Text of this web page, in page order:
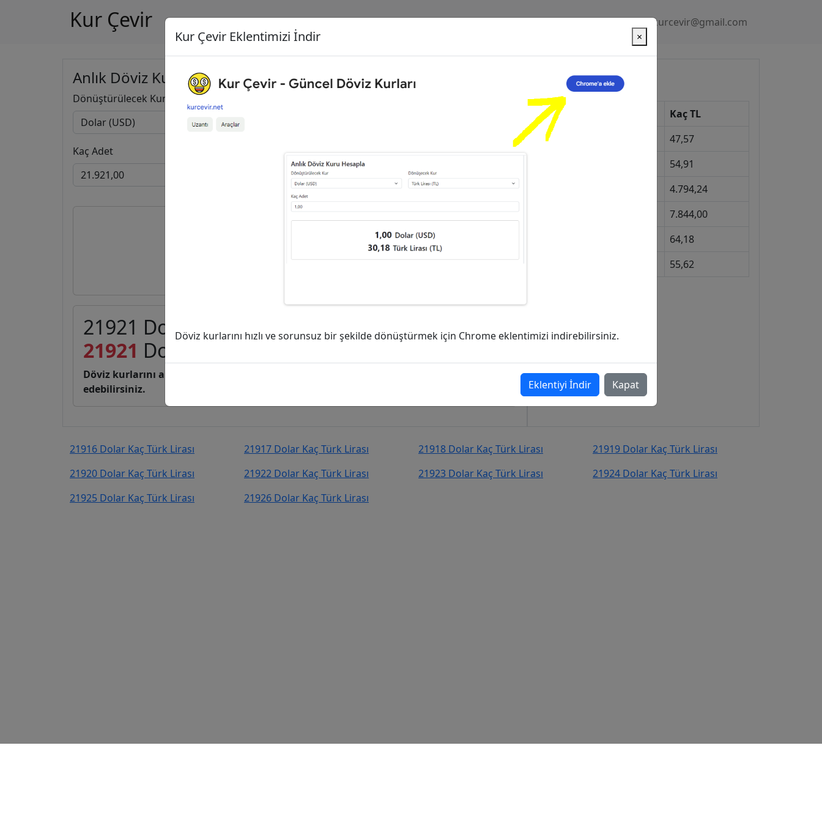
Kur Çevir Gizlilik Politikası kurcevir@gmail.com
Anlık Döviz Kuru Hesapla
Dönüştürülecek Kur
Kaç Adet
Dolar (USD)
21921 Dolar (USD) kaç Türk Lirası (TL)?
21921 Dolar Türk Lirası (TL)
Döviz kurlarını anlık, canlı, basit bir şekilde kurcevir.net adresinden takip
edebilirsiniz.
Güncel Kurlar
Kur
Kaç TL
Dolar
47,57
54,91
4.794,24
7.844,00
64,18
55,62
21916 Dolar Kaç Türk Lirası 21917 Dolar Kaç Türk Lirası 21918 Dolar Kaç Türk Lirası
21919 Dolar Kaç Türk Lirası
21920 Dolar Kaç Türk Lirası
21922 Dolar Kaç Türk Lirası 21923 Dolar Kaç Türk Lirası
21924 Dolar Kaç Türk Lirası
21925 Dolar Kaç Türk Lirası
21926 Dolar Kaç Türk Lirası
Kur Çevir Eklentimizi İndir ×
Döviz kurlarını hızlı ve sorunsuz bir şekilde dönüştürmek için Chrome eklentimizi indirebilirsiniz.
Eklentiyi İndir Kapat